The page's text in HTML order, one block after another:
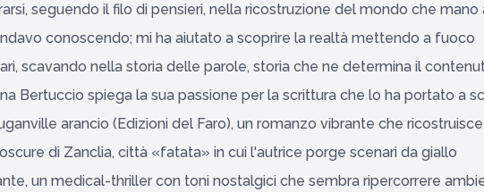
seguendo il filo di pensieri, nella ricostruzione del mondo che mano
conoscendo; mi ha aiutato a scoprire la realtà mettendo a fuoco
scavando nella storia delle parole, storia che ne determina il
Bertuccio spiega la sua passione per la scrittura che lo ha portato a
arancio (Edizioni del Faro), un romanzo vibrante che ricostruisce
di Zanclia, città «fatata» in cui l'autrice porge scenari da giallo
un medical-thriller con toni nostalgici che sembra ripercorrere